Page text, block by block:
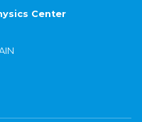
Center